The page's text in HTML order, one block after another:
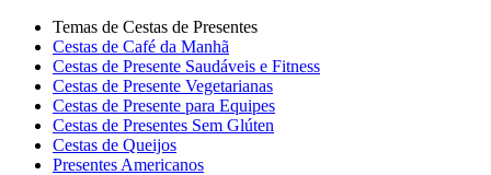
Temas de Cestas de Presentes
Cestas de Café da Manhã
Cestas de Presente Saudáveis e Fitness
Cestas de Presente Vegetarianas
Cestas de Presente para Equipes
Cestas de Presentes Sem Glúten
Cestas de Queijos
Presentes Americanos